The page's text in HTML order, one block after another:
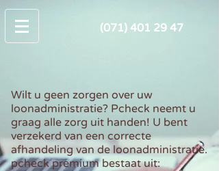
(071) 401 29 47
Wilt u geen zorgen over uw
loonadministratie? Pcheck neemt u
graag alle zorg uit handen! U bent
verzekerd van een correcte
afhandeling van de loonadministratie.
pcheck premium bestaat uit: